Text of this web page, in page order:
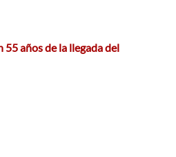
55 años de la llegada del